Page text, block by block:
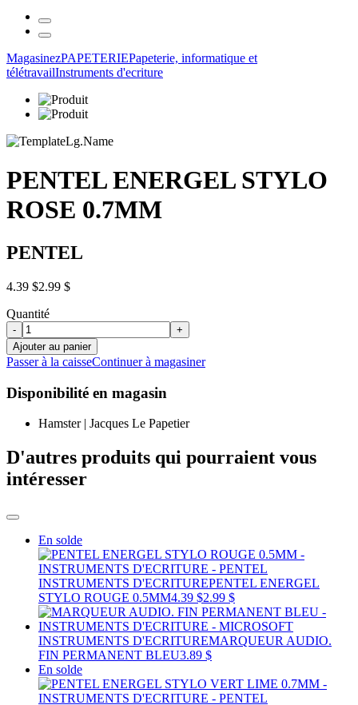
MagasinezPAPETERIEPapeterie, informatique et
télétravailInstruments d'ecriture
PENTEL ENERGEL STYLO
ROSE 0.7MM
PENTEL
4.39 $2.99 $
Quantité
-
+
Ajouter au panier
Passer à la caisseContinuer à magasiner
Disponibilité en magasin
Hamster | Jacques Le Papetier
D'autres produits qui pourraient vous
intéresser
En solde
INSTRUMENTS D'ECRITUREPENTEL ENERGEL
STYLO ROUGE 0.5MM4.39 $2.99 $
INSTRUMENTS D'ECRITUREMARQUEUR AUDIO.
FIN PERMANENT BLEU3.89 $
En solde